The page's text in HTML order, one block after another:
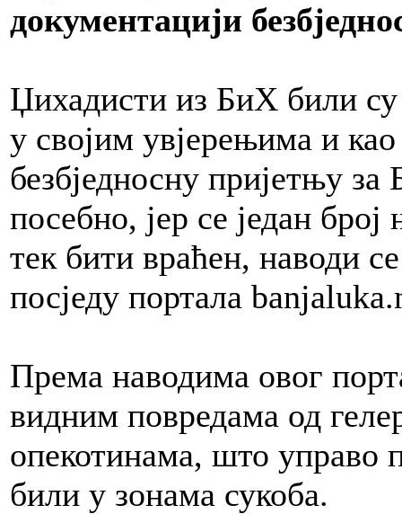
документацији
Џихадисти из БиХ били
у својим увјерењима и
безбједносну пријетњу
посебно, јер се један
тек бити враћен, наводи
посједу портала
Према наводима овог
видним повредама од
опекотинама, што управо
били у зонама сукоба.